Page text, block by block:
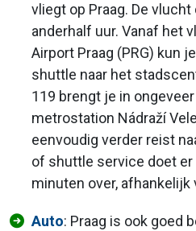
vliegt op Praag. De
anderhalf uur. Vanaf het
Airport Praag (PRG) kun
shuttle naar het
119 brengt je in
metrostation Nádraží
eenvoudig verder reist
of shuttle service doet er
minuten over, afhankelijk
Auto: Praag is ook goed